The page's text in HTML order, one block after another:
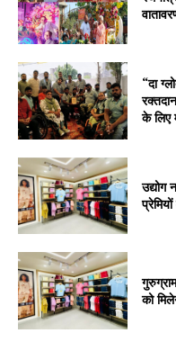
“दा
के लिए
को